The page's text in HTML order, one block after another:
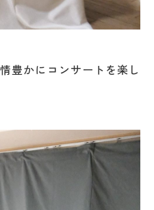
豊かにコンサートを楽し